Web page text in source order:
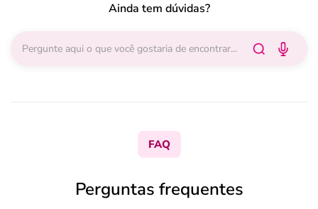
Ainda tem dúvidas?
FAQ
Perguntas frequentes